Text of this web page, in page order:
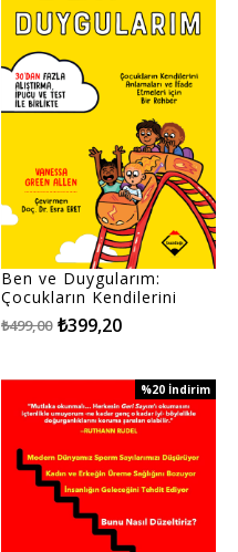
Ben ve Duygularım:
Çocukların Kendilerini
Anlamaları ve İfade
Etmeleri için Bir Rehber
₺399,20
₺499,00
%20 İndirim
%20İndirim